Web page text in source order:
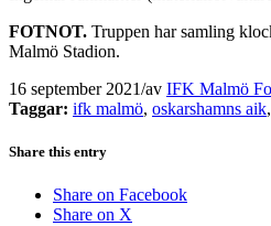
FOTNOT. Truppen har samling
Malmö Stadion.
16 september 2021/av IFK Malmö
Taggar: ifk malmö, oskarshamns aik,
Share this entry
Share on Facebook
Share on X